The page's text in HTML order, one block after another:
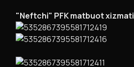
"Neftchi" PFK matbuot xizmati